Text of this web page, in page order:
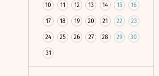
10 11 12 13 14 15 16
17 18 19 20 21 22 23
24 25 26 27 28 29 30
31